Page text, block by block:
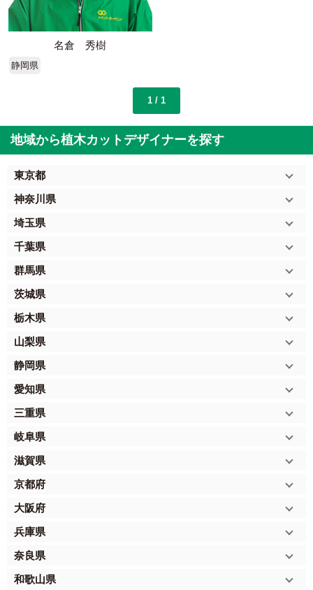
名倉 秀樹
静岡県
1 / 1
地域から植木カットデザイナーを探す
東京都
神奈川県
埼玉県
千葉県
群馬県
茨城県
栃木県
山梨県
静岡県
愛知県
三重県
岐阜県
滋賀県
京都府
大阪府
兵庫県
奈良県
和歌山県